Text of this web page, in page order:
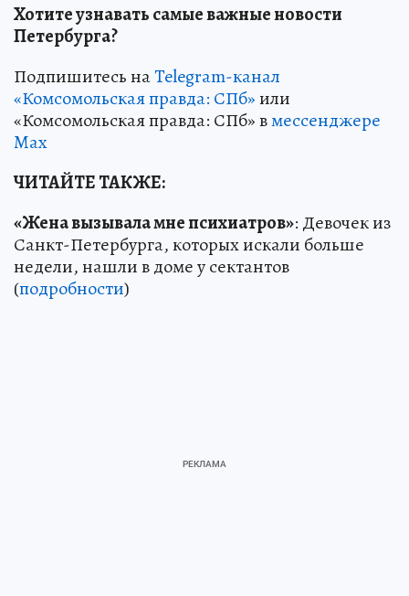
Хотите узнавать самые важные новости
Петербурга?
Подпишитесь наTelegram-канал
«Комсомольская правда: СПб»или
«Комсомольская правда: СПб» вмессенджере
Max
ЧИТАЙТЕ ТАКЖЕ:
«Жена вызывала мне психиатров»: Девочек из
Санкт-Петербурга, которых искали больше
недели, нашли в доме у сектантов
(подробности)